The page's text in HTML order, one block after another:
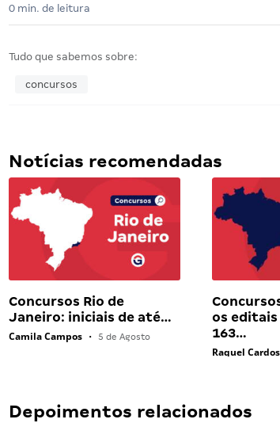
0 min. de leitura
Tudo que sabemos sobre:
concursos
Notícias recomendadas
Concursos Rio de
Janeiro: iniciais de até…
Camila Campos • 5 de Agosto
os
163…
Raquel
Depoimentos relacionados